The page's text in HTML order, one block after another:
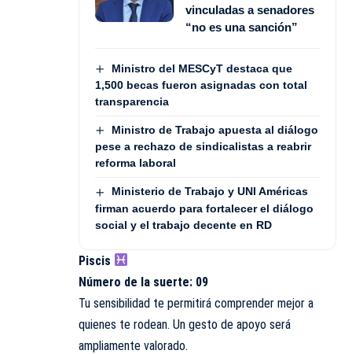
vinculadas a senadores
“no es una sanción”
Ministro del MESCyT destaca que
1,500 becas fueron asignadas con total
transparencia
Ministro de Trabajo apuesta al diálogo
pese a rechazo de sindicalistas a reabrir
reforma laboral
Ministerio de Trabajo y UNI Américas
firman acuerdo para fortalecer el diálogo
social y el trabajo decente en RD
Piscis
Número de la suerte: 09
Tu sensibilidad te permitirá comprender mejor a
quienes te rodean. Un gesto de apoyo será
ampliamente valorado.